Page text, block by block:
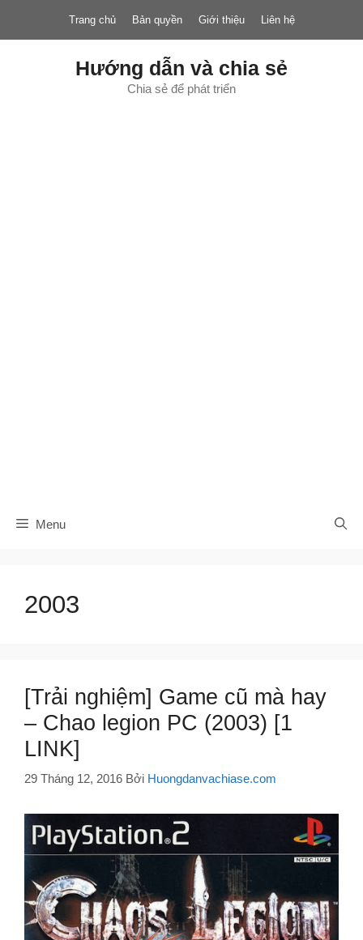
nội
Trang chủ Bản quyền Giới thiệu Liên hệ
Hướng dẫn và chia sẻ
Chia sẻ để phát triển
Menu
2003
[Trải nghiệm] Game cũ mà hay
– Chao legion PC (2003) [1
LINK]
29 Tháng 12, 2016 Bởi Huongdanvachiase.com